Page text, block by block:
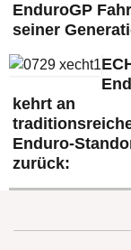
EnduroGP
seiner
kehrt an
Enduro-
zurück: